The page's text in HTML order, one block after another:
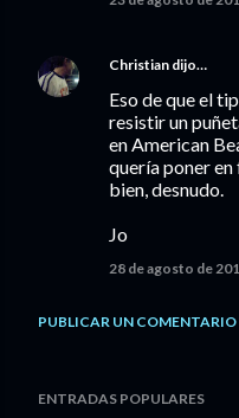
Christian dijo…
Eso de que el
resistir un
en American
quería poner
bien, desnudo.
Jo
28 de agosto de
PUBLICAR UN COMENTARIO
ENTRADAS POPULARES